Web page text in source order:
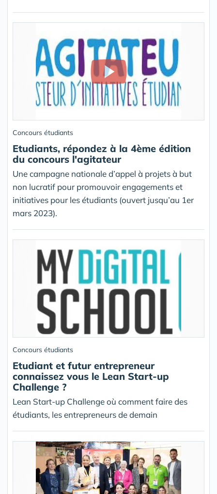
Concours étudiants
Etudiants, répondez à la 4ème édition
du concours l'agitateur
Une campagne nationale d’appel à projets à but
non lucratif pour promouvoir engagements et
initiatives pour les étudiants (ouvert jusqu’au 1er
mars 2023).
Concours étudiants
Etudiant et futur entrepreneur
connaissez vous le Lean Start-up
Challenge ?
Lean Start-up Challenge où comment faire des
étudiants, les entrepreneurs de demain